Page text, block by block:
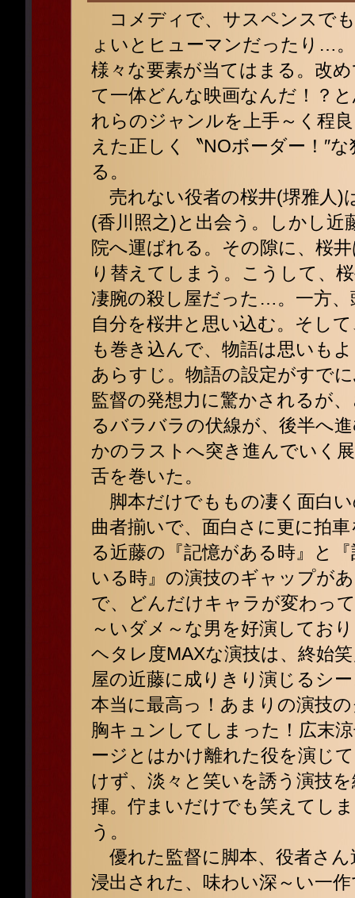
コメディで、サスペンスで
ょいとヒューマンだったり…
様々な要素が当てはまる。改
て一体どんな映画なんだ！？
れらのジャンルを上手～く程
えた正しく〝NOボーダー！″
る。
売れない役者の桜井(堺雅人)
(香川照之)と出会う。しかし近
院へ運ばれる。その隙に、桜
り替えてしまう。こうして、
凄腕の殺し屋だった…。一方
自分を桜井と思い込む。そし
も巻き込んで、物語は思いも
あらすじ。物語の設定がすで
監督の発想力に驚かされるが
るバラバラの伏線が、後半へ
かのラストへ突き進んでいく
舌を巻いた。
脚本だけでももの凄く面白
曲者揃いで、面白さに更に拍
る近藤の『記憶がある時』と
いる時』の演技のギャップが
で、どんだけキャラが変わっ
～いダメ～な男を好演してお
ヘタレ度MAXな演技は、終始
屋の近藤に成りきり演じるシ
本当に最高っ！あまりの演技
胸キュンしてしまった！広末
ージとはかけ離れた役を演じ
けず、淡々と笑いを誘う演技
揮。佇まいだけでも笑えてし
う。
優れた監督に脚本、役者さ
浸出された、味わい深～い一